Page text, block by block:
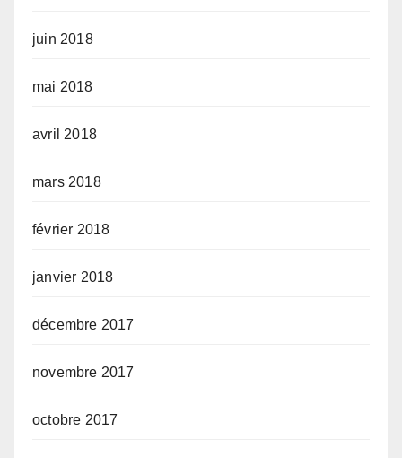
juin 2018
mai 2018
avril 2018
mars 2018
février 2018
janvier 2018
décembre 2017
novembre 2017
octobre 2017